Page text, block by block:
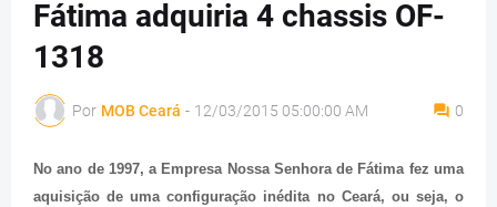
Fátima adquiria 4 chassis OF-
1318
Por MOB Ceará - 12/03/2015 05:00:00 AM 0
No ano de 1997, a Empresa Nossa Senhora de Fátima fez uma
aquisição de uma configuração inédita no Ceará, ou seja, o